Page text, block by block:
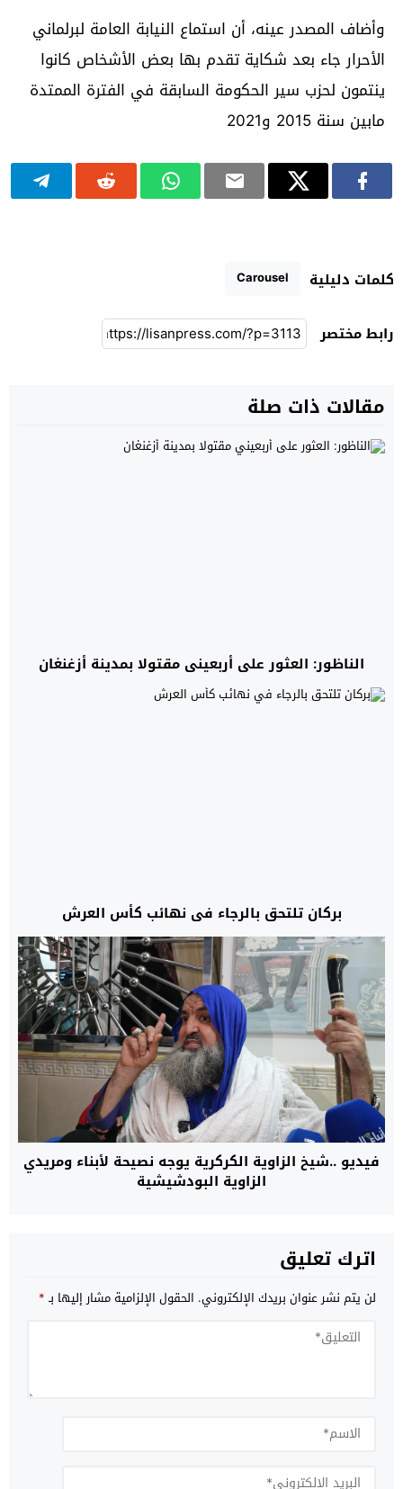
وأضاف المصدر عينه، أن استماع النيابة العامة لبرلماني
الأحرار جاء بعد شكاية تقدم بها بعض الأشخاص كانوا
ينتمون لحزب سير الحكومة السابقة في الفترة الممتدة
مابين سنة 2015 و2021
كلمات دليلية Carousel
رابط مختصر
مقالات ذات صلة
بركان تلتحق بالرجاء في نهائب كأس العرش
فيديو ..شيخ الزاوية الكركرية يوجه نصيحة لأبناء ومريدي
الزاوية البودشيشية
اترك تعليق
لن يتم نشر عنوان بريدك الإلكتروني. الحقول الإلزامية مشار إليها بـ*